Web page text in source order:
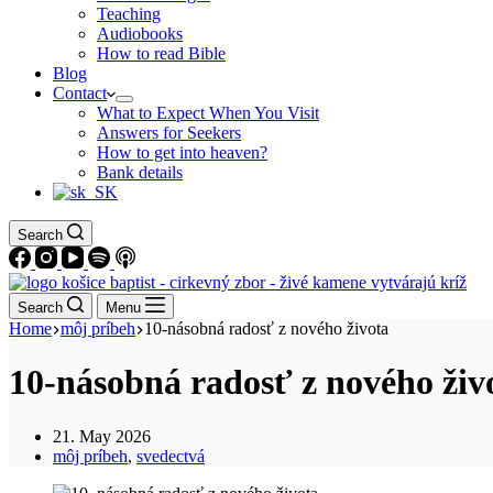
Teaching
Audiobooks
How to read Bible
Blog
Contact
What to Expect When You Visit
Answers for Seekers
How to get into heaven?
Bank details
Search
Search Menu
Home môj príbeh 10-násobná radosť z nového života
10-násobná radosť z nového
21. May 2026
môj príbeh, svedectvá